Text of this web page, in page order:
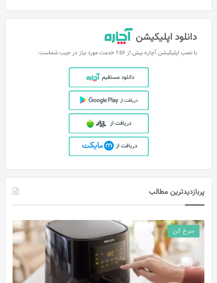
دانلود اپلیکیشن
با نصب اپلیکیشن آچاره بیش از 256 خدمت مورد نیاز در جیب شماست.
پربازدیدترین مطالب
سرخ کن